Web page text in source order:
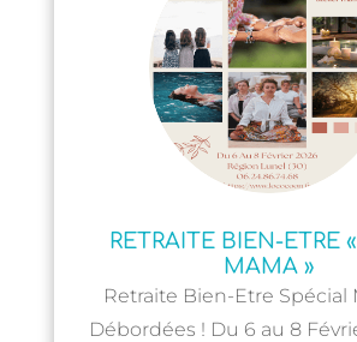
RETRAITE BIEN-ETRE
MAMA »
Retraite Bien-Etre Spécial
Débordées ! Du 6 au 8